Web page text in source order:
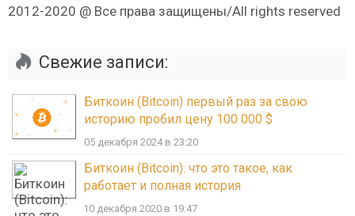
2012-2020 @ Все права защищены/All rights reserved
Свежие записи:
Биткоин (Bitcoin) первый раз за свою
историю пробил цену 100 000 $
05 декабря 2024 в 23:20
Биткоин (Bitcoin): что это такое, как
работает и полная история
10 декабря 2020 в 19:47